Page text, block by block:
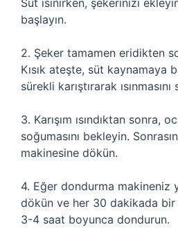
Süt ısınırken, şekerinizi
başlayın.
2. Şeker tamamen eridikten
Kısık ateşte, süt kaynamaya
sürekli karıştırarak ısınmasını
3. Karışım ısındıktan sonra,
soğumasını bekleyin.
makinesine dökün.
4. Eğer dondurma makineniz
dökün ve her 30 dakikada bir
3-4 saat boyunca dondurun.